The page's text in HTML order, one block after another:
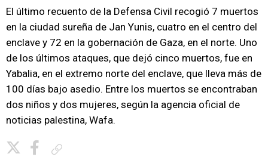
El último recuento de la Defensa Civil recogió 7 muertos
en la ciudad sureña de Jan Yunis, cuatro en el centro del
enclave y 72 en la gobernación de Gaza, en el norte. Uno
de los últimos ataques, que dejó cinco muertos, fue en
Yabalia, en el extremo norte del enclave, que lleva más de
100 días bajo asedio. Entre los muertos se encontraban
dos niños y dos mujeres, según la agencia oficial de
noticias palestina, Wafa.